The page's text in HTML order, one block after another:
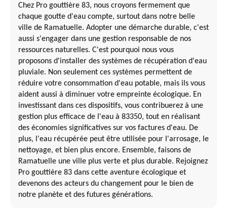
Chez Pro gouttière 83, nous croyons fermement que
chaque goutte d'eau compte, surtout dans notre belle
ville de Ramatuelle. Adopter une démarche durable, c'est
aussi s'engager dans une gestion responsable de nos
ressources naturelles. C'est pourquoi nous vous
proposons d'installer des systèmes de récupération d'eau
pluviale. Non seulement ces systèmes permettent de
réduire votre consommation d'eau potable, mais ils vous
aident aussi à diminuer votre empreinte écologique. En
investissant dans ces dispositifs, vous contribuerez à une
gestion plus efficace de l'eau à 83350, tout en réalisant
des économies significatives sur vos factures d'eau. De
plus, l'eau récupérée peut être utilisée pour l'arrosage, le
nettoyage, et bien plus encore. Ensemble, faisons de
Ramatuelle une ville plus verte et plus durable. Rejoignez
Pro gouttière 83 dans cette aventure écologique et
devenons des acteurs du changement pour le bien de
notre planète et des futures générations.